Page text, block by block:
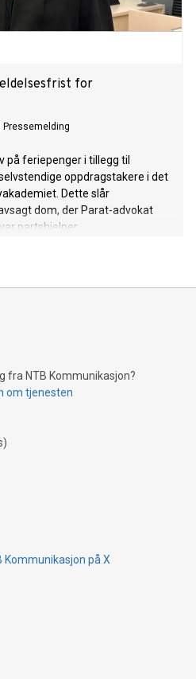
for
Pressemelding
på feriepenger i tillegg til
oppdragstakere i det
Dette slår
dom, der Parat-advokat
partshjelper.
fra NTB Kommunikasjon?
om tjenesten
Kommunikasjon på X